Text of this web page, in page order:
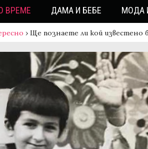
ВРЕМЕ ДАМА И БЕБЕ МОДА
› Ще познаете ли кой известено